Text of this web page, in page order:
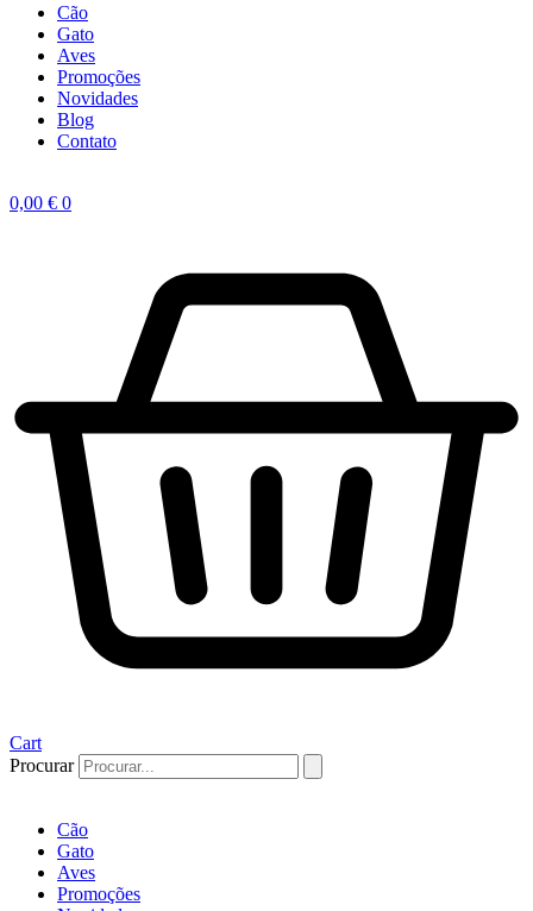
Cão
Gato
Aves
Promoções
Novidades
Blog
Contato
0,00 € 0
Cart
Procurar
Cão
Gato
Aves
Promoções